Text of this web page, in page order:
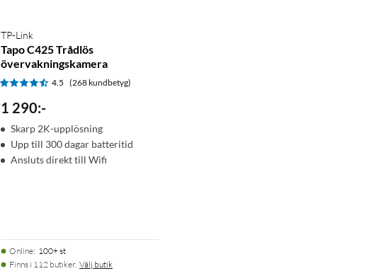
TP-Link
Tapo C425 Trådlös
övervakningskamera
4.5 (268 kundbetyg)
1 290:-
Skarp 2K-upplösning
Upp till 300 dagar batteritid
Ansluts direkt till Wifi
Online: 100+ st
Finns i 112 butiker. Välj butik